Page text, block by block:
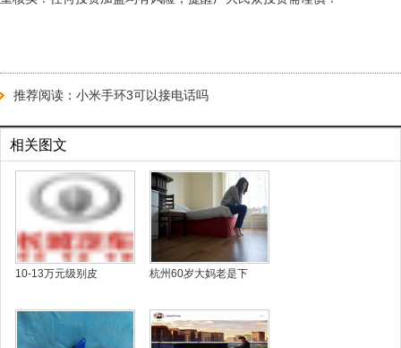
推荐阅读： 小米手环3可以接电话吗
相关图文
10-13万元级别皮 杭州60岁大妈老是下